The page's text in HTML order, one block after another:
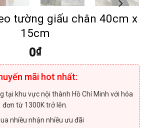
tường giấu chân 40cm x
15cm
0₫
mãi hot nhất:
tại khu vực nội thành Hồ Chí Minh với hóa
đơn từ 1300K trở lên.
nhiều nhận nhiều ưu đãi